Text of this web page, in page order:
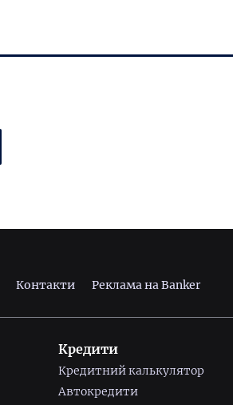
Контакти Реклама на Banker
Кредити
Кредитний калькулятор
Автокредити